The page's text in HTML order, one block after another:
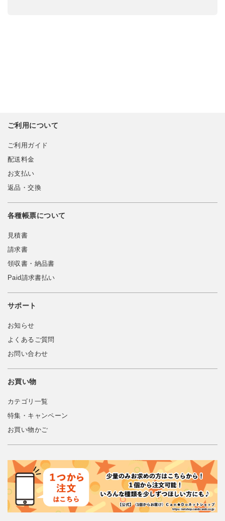
ご利用について
ご利用ガイド
配送料金
お支払い
返品・交換
各種帳票について
見積書
請求書
領収書・納品書
Paid請求書払い
サポート
お知らせ
よくあるご質問
お問い合わせ
お買い物
カテゴリ一覧
特集・キャンペーン
お買い物かご